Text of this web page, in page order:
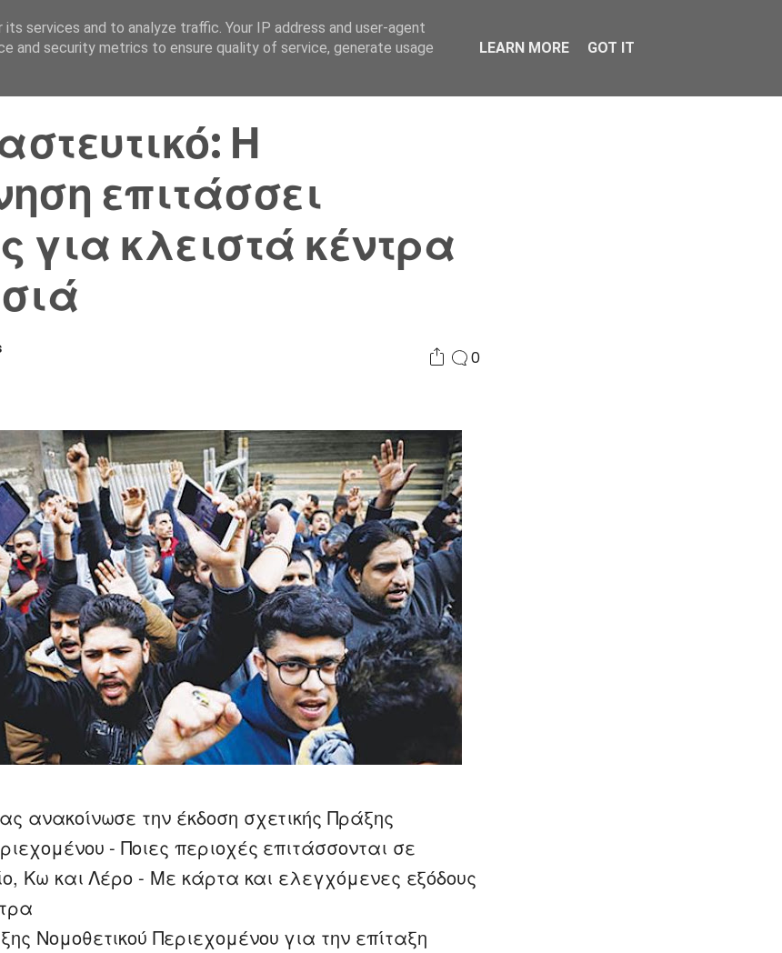
Αρχική Σελίδα Ελλάδα Συνδικαλισμός Σ.Α. Επικοινωνία Κόσμος
Η
επιτάσσει
για κλειστά κέντρα
0
ανακοίνωσε την έκδοση σχετικής Πράξης
- Ποιες περιοχές επιτάσσονται σε
Κω και Λέρο - Με κάρτα και ελεγχόμενες εξόδους
Νομοθετικού Περιεχομένου για την επίταξη
services and to analyze traffic. Your IP address and user-agent
and security metrics to ensure quality of service, generate usage
LEARN MORE GOT IT